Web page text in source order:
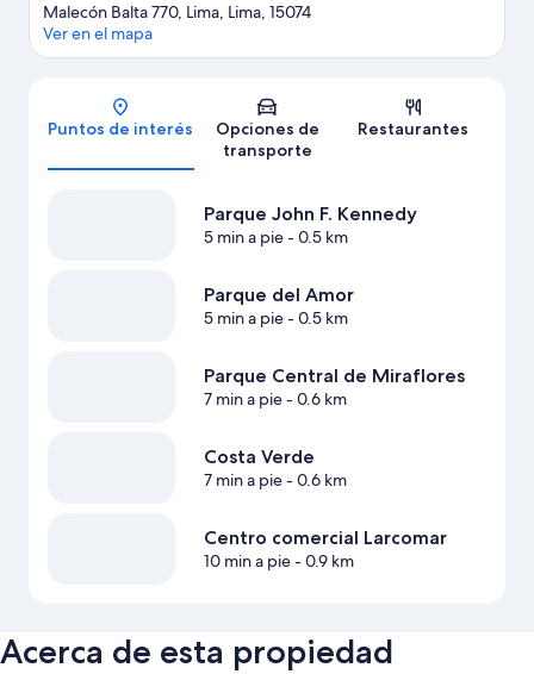
Mapa
Malecón Balta 770, Lima, Lima, 15074
Ver en el mapa
Puntos de interés
Opciones de
transporte
Restaurantes
Parque John F. Kennedy
5 min a pie- 0.5 km
Parque del Amor
5 min a pie- 0.5 km
Parque Central de Miraflores
7 min a pie- 0.6 km
Costa Verde
7 min a pie- 0.6 km
Centro comercial Larcomar
10 min a pie- 0.9 km
Acerca de esta propiedad